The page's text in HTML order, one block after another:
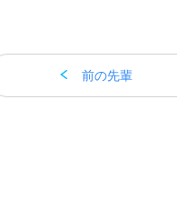
前の先輩